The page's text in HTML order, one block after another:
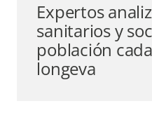
Expertos
sanitarios y
población
longeva